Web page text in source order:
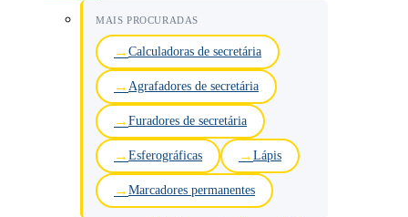
MAIS PROCURADAS
Calculadoras de secretária
Agrafadores de secretária
Furadores de secretária
Esferográficas Lápis
Marcadores permanentes